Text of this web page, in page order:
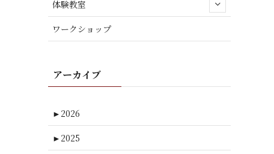
体験教室
ワークショップ
アーカイブ
► 2026
► 2025